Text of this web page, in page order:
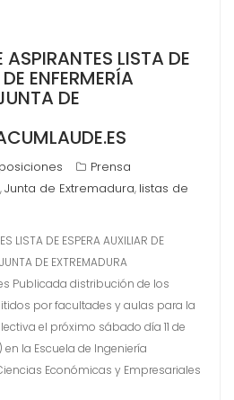
LISTA DE
ENFERMERÍA
DE
Prensa
,Junta de Extremadura, listas de
LISTA DE ESPERA AUXILIAR DE
DE EXTREMADURA
Publicada distribución de los
por facultades y aulas para la
el próximo sábado día 11 de
en la Escuela de Ingeniería
Económicas y Empresariales